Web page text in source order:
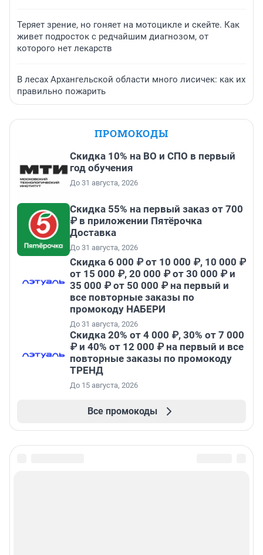
Теряет зрение, но гоняет на мотоцикле и скейте. Как
живет подросток с редчайшим диагнозом, от
которого нет лекарств
В лесах Архангельской области много лисичек: как их
правильно пожарить
ПРОМОКОДЫ
Скидка 10% на ВО и СПО в первый
год обучения
До 31 августа, 2026
Скидка 55% на первый заказ от 700
₽ в приложении Пятёрочка
Доставка
До 31 августа, 2026
Скидка 6 000 ₽ от 10 000 ₽, 10 000 ₽
от 15 000 ₽, 20 000 ₽ от 30 000 ₽ и
35 000 ₽ от 50 000 ₽ на первый и
все повторные заказы по
промокоду НАБЕРИ
До 31 августа, 2026
Скидка 20% от 4 000 ₽, 30% от 7 000
₽ и 40% от 12 000 ₽ на первый и все
повторные заказы по промокоду
ТРЕНД
До 15 августа, 2026
Все промокоды